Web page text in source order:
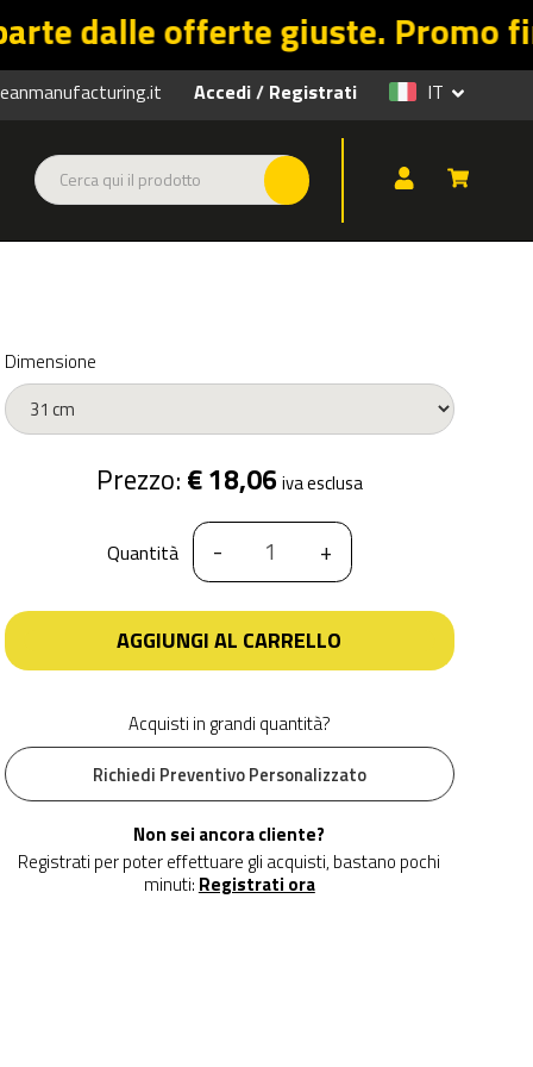
giuste. Promo fino al 31/
Accedi/ Registrati IT
Dimensione
Prezzo: € 18,06 iva esclusa
Quantità - +
AGGIUNGI AL CARRELLO
Acquisti in grandi quantità?
Richiedi Preventivo Personalizzato
Non sei ancora cliente?
Registrati per poter effettuare gli acquisti, bastano pochi
minuti: Registrati ora